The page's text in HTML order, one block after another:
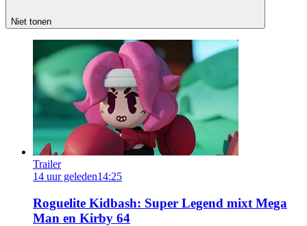
Niet tonen
Trailer
14 uur geleden14:25
Roguelite Kidbash: Super Legend mixt Mega
Man en Kirby 64